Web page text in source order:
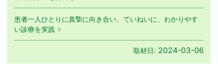
患者一人ひとりに真摯に向き合い、ていねいに、わかりやす
い診療を実践
取材日: 2024-03-06